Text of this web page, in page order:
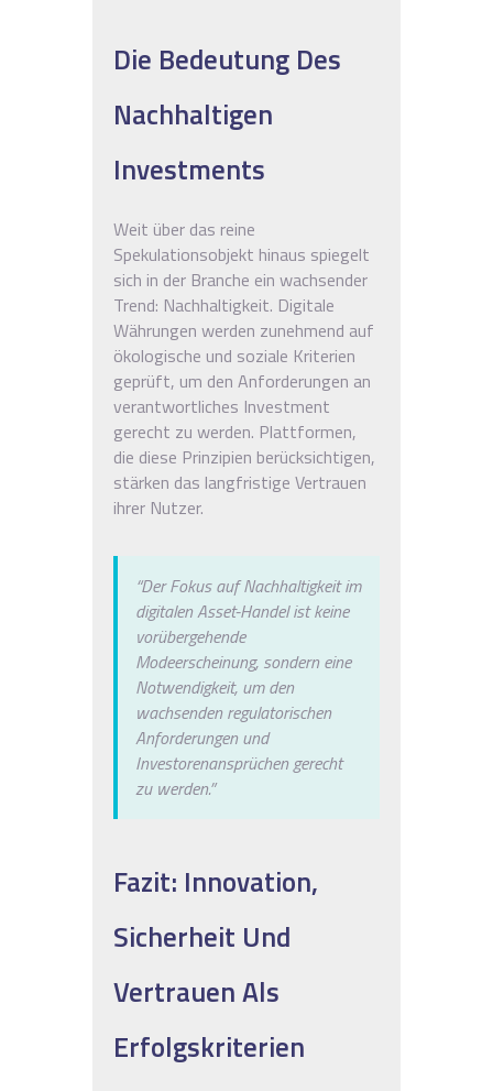
Die Bedeutung Des
Nachhaltigen
Investments
Weit über das reine
Spekulationsobjekt hinaus spiegelt
sich in der Branche ein wachsender
Trend: Nachhaltigkeit. Digitale
Währungen werden zunehmend auf
ökologische und soziale Kriterien
geprüft, um den Anforderungen an
verantwortliches Investment
gerecht zu werden. Plattformen,
die diese Prinzipien berücksichtigen,
stärken das langfristige Vertrauen
ihrer Nutzer.
“Der Fokus auf Nachhaltigkeit im
digitalen Asset-Handel ist keine
vorübergehende
Modeerscheinung, sondern eine
Notwendigkeit, um den
wachsenden regulatorischen
Anforderungen und
Investorenansprüchen gerecht
zu werden.”
Fazit: Innovation,
Sicherheit Und
Vertrauen Als
Erfolgskriterien